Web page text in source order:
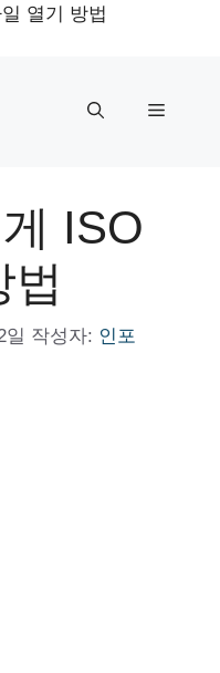
열기 방법
메
ISO
법
일 작성자: 인포